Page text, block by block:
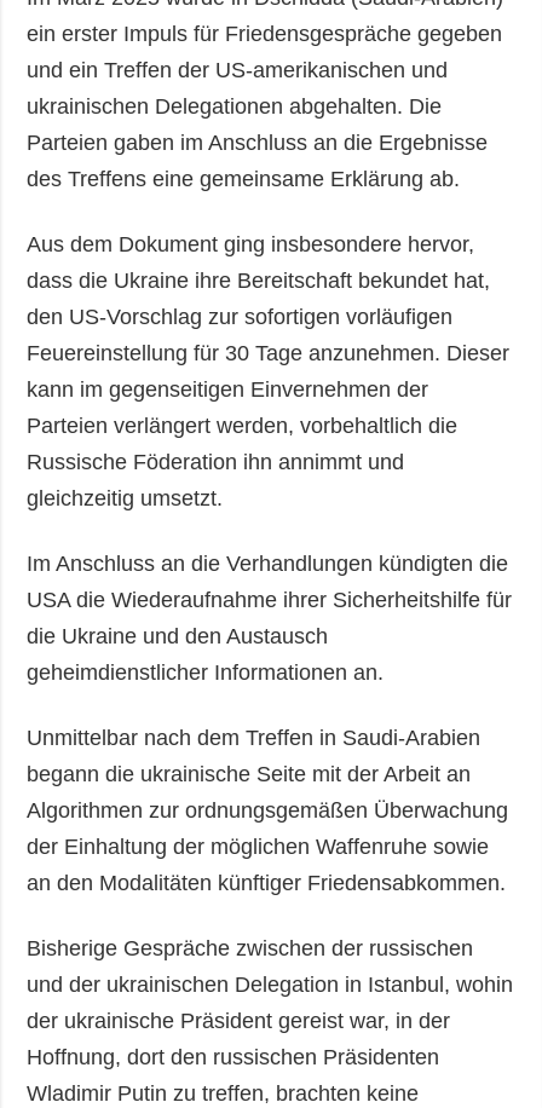
ein erster Impuls für Friedensgespräche gegeben
und ein Treffen der US-amerikanischen und
ukrainischen Delegationen abgehalten. Die
Parteien gaben im Anschluss an die Ergebnisse
des Treffens eine gemeinsame Erklärung ab.
Aus dem Dokument ging insbesondere hervor,
dass die Ukraine ihre Bereitschaft bekundet hat,
den US-Vorschlag zur sofortigen vorläufigen
Feuereinstellung für 30 Tage anzunehmen. Dieser
kann im gegenseitigen Einvernehmen der
Parteien verlängert werden, vorbehaltlich die
Russische Föderation ihn annimmt und
gleichzeitig umsetzt.
Im Anschluss an die Verhandlungen kündigten die
USA die Wiederaufnahme ihrer Sicherheitshilfe für
die Ukraine und den Austausch
geheimdienstlicher Informationen an.
Unmittelbar nach dem Treffen in Saudi-Arabien
begann die ukrainische Seite mit der Arbeit an
Algorithmen zur ordnungsgemäßen Überwachung
der Einhaltung der möglichen Waffenruhe sowie
an den Modalitäten künftiger Friedensabkommen.
Bisherige Gespräche zwischen der russischen
und der ukrainischen Delegation in Istanbul, wohin
der ukrainische Präsident gereist war, in der
Hoffnung, dort den russischen Präsidenten
Wladimir Putin zu treffen, brachten keine